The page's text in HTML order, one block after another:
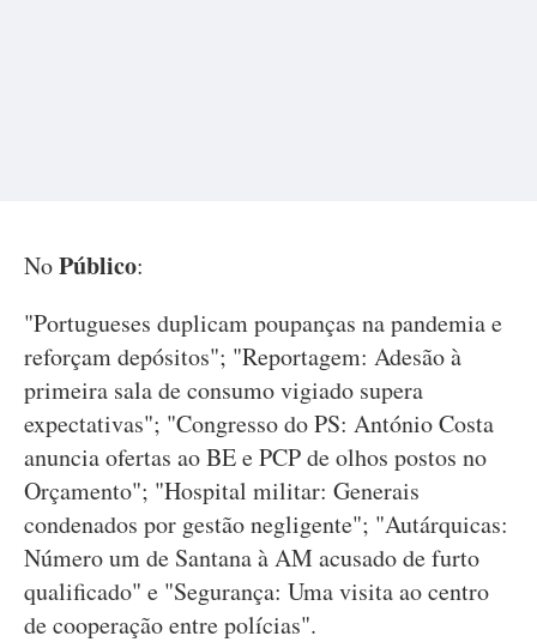
NoPúblico:
"Portugueses duplicam poupanças na pandemia e
reforçam depósitos"; "Reportagem: Adesão à
primeira sala de consumo vigiado supera
expectativas"; "Congresso do PS: António Costa
anuncia ofertas ao BE e PCP de olhos postos no
Orçamento"; "Hospital militar: Generais
condenados por gestão negligente"; "Autárquicas:
Número um de Santana à AM acusado de furto
qualificado" e "Segurança: Uma visita ao centro
de cooperação entre polícias".